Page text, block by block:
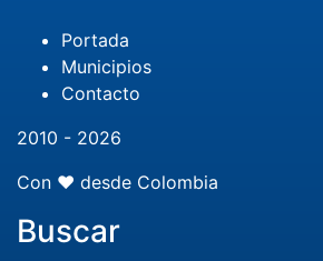
Portada
Municipios
Contacto
2010 - 2026
Con ❤️ desde Colombia
Buscar